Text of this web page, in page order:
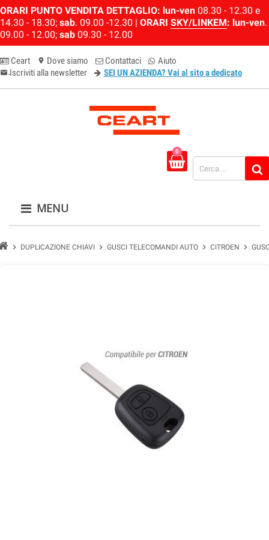
ORARI PUNTO VENDITA DETTAGLIO: lun-ven 08.30 - 12.30 e
14.30 - 18.30; sab. 09.00 -12.30 | ORARI SKY/LINKEM: lun-ven.
09.00 - 12.00; sab 09.30 - 12.00
Ceart location_on Dove siamo Contattaci Aiuto
email-newsletter
Iscriviti alla newsletter SEI UN AZIENDA? Vai al sito a dedicato
0
MENU
chevron_right DUPLICAZIONE CHIAVI chevron_right GUSCI TELECOMANDI AUTO chevron_right CITROEN chevron_right